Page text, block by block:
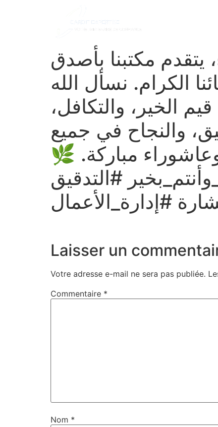
مكتبنا بأصدق
الكرام. نسأل الله
الخير، والتكافل،
والنجاح في جميع
مباركة. 🌿
#التدقيق
#إدارة_الأعمال
Laisser un
Votre adresse e-mail ne sera pas publiée.
Commentaire *
Nom *